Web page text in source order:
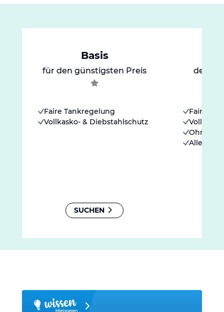
Basis
für den günstigsten Preis
Faire Tankregelung
Vollkasko- & Diebstahlschutz
SUCHEN
der
Faire
Ohne
Alle